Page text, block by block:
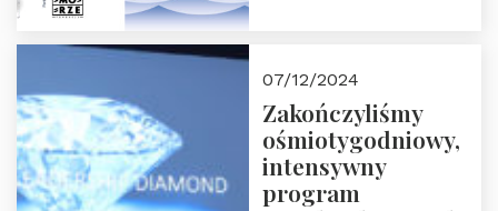
ZAPRASZAMY
07/12/2024
Zakończyliśmy
ośmiotygodniowy,
intensywny
program